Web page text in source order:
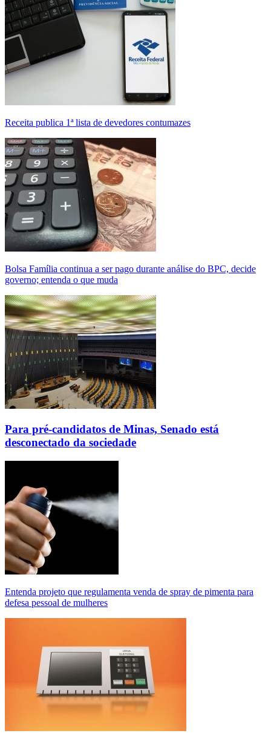
Receita publica 1ª lista de devedores contumazes
Bolsa Família continua a ser pago durante análise do BPC, decide
governo; entenda o que muda
Para pré-candidatos de Minas, Senado está
desconectado da sociedade
Entenda projeto que regulamenta venda de spray de pimenta para
defesa pessoal de mulheres